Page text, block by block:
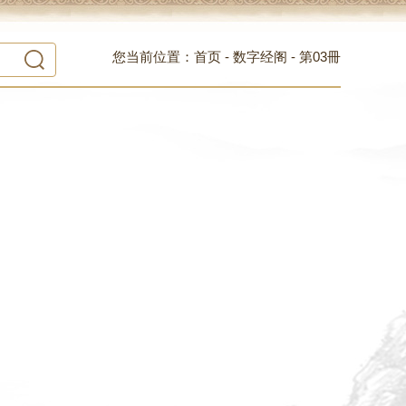
您当前位置： 首页 - 数字经阁 - 第03冊